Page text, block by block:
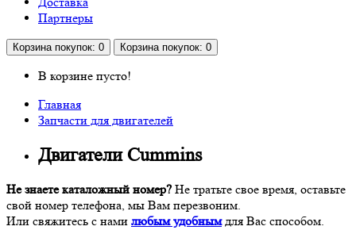
Партнеры
Корзина покупок: 0 Корзина покупок: 0
В корзине пусто!
Главная
Запчасти для двигателей
Двигатели Cummins
Не знаете каталожный номер? Не тратьте свое время, оставьте
свой номер телефона, мы Вам перезвоним.
Или свяжитесь с нами любым удобнымдля Вас способом.